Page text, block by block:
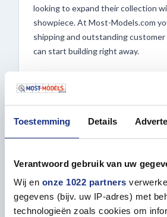
Toestemming Details
Verantwoord gebruik van uw
Wij en onze 1022 partners
gegevens (bijv. uw IP-adres) met
technologieën zoals cookies om
looking to expand their collection
showpiece. At Most-Models.com
shipping and outstanding customer
can start building right away.
– Scale: 1:25
– Model number: 1394
– Built length: approx. 22.5 cm
– Authentic V-8 diesel engine
– One-piece tilt hood and fender
– Functional fifth wheel coupling
– Realistic instrument panel
– Accessible battery box with